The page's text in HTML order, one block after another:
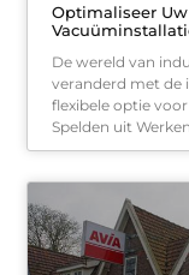
Optimaliseer
De wereld van
veranderd met de
flexibele optie
Spelden uit